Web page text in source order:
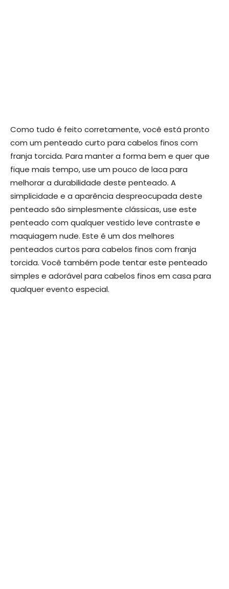
Como tudo é feito corretamente, você está pronto
com um penteado curto para cabelos finos com
franja torcida. Para manter a forma bem e quer que
fique mais tempo, use um pouco de laca para
melhorar a durabilidade deste penteado. A
simplicidade e a aparência despreocupada deste
penteado são simplesmente clássicas, use este
penteado com qualquer vestido leve contraste e
maquiagem nude. Este é um dos melhores
penteados curtos para cabelos finos com franja
torcida. Você também pode tentar este penteado
simples e adorável para cabelos finos em casa para
qualquer evento especial.